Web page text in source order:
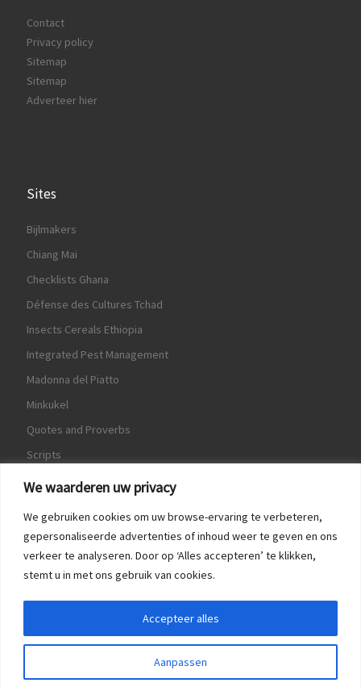
We waarderen uw privacy
We gebruiken cookies om uw browse-ervaring te verbeteren,
gepersonaliseerde advertenties of inhoud weer te geven en ons
verkeer te analyseren. Door op ‘Alles accepteren’ te klikken,
stemt u in met ons gebruik van cookies.
Aanpassen
Accepteer alles
Contact
Privacy policy
Sitemap
Sitemap
Adverteer hier
Sites
Bijlmakers
Chiang Mai
Checklists Ghana
Défense des Cultures Tchad
Insects Cereals Ethiopia
Integrated Pest Management
Madonna del Piatto
Minkukel
Quotes and Proverbs
Scripts
World Crops Database
Game